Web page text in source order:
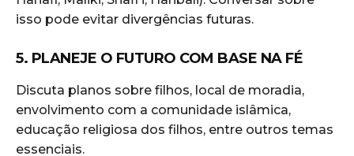
isso pode evitar divergências futuras.
5. PLANEJE O FUTURO COM BASE NA FÉ
Discuta planos sobre filhos, local de moradia,
envolvimento com a comunidade islâmica,
educação religiosa dos filhos, entre outros temas
essenciais.